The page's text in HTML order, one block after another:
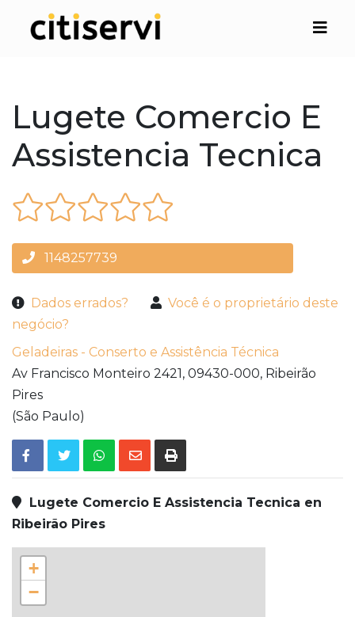
Lugete Comercio E
Assistencia Tecnica
1148257739
Dados errados?
Você é o proprietário deste
negócio?
Geladeiras - Conserto e Assistência Técnica
Av Francisco Monteiro 2421, 09430-000, Ribeirão
Pires
(São Paulo)
Lugete Comercio E Assistencia Tecnica en
Ribeirão Pires
+
−